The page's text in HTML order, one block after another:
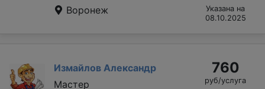
Воронеж
Указана на
08.10.2025
Измайлов Александр
Мастер
760
руб/услуга